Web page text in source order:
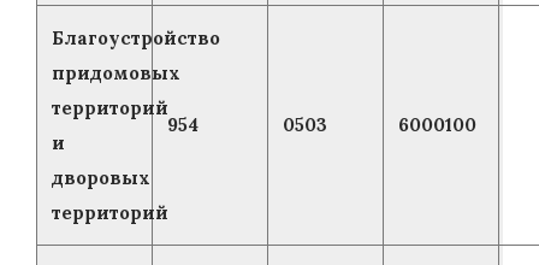
Благоустройство
придомовых
территорий
и
дворовых
территорий
954 0503 6000100